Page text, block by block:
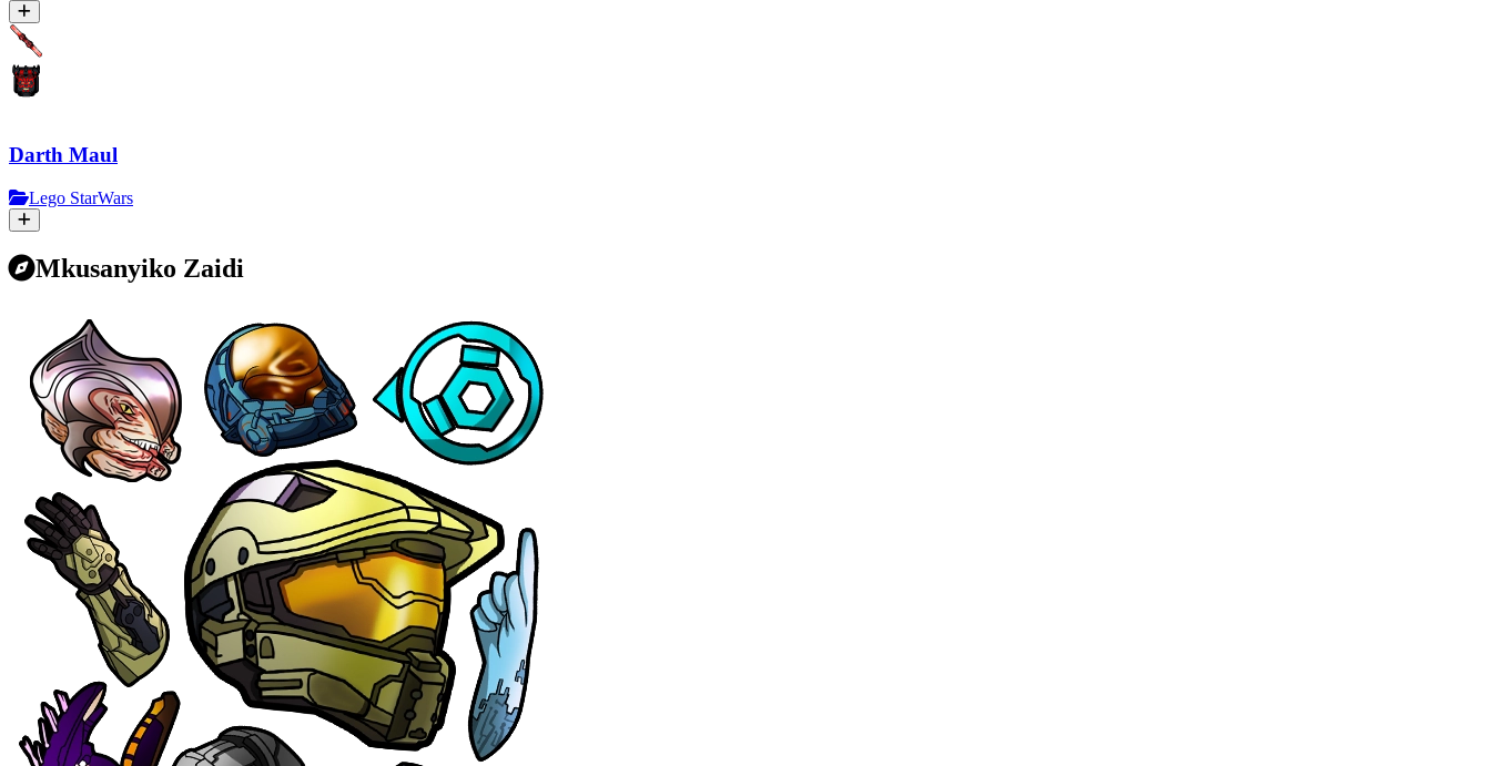
Darth Maul
Lego StarWars
Mkusanyiko Zaidi